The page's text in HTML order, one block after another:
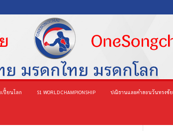
ปี้ยนโลก S1 WORLD CHAMPIONSHIP ปณิธานและคำสอนวันทรงชัย